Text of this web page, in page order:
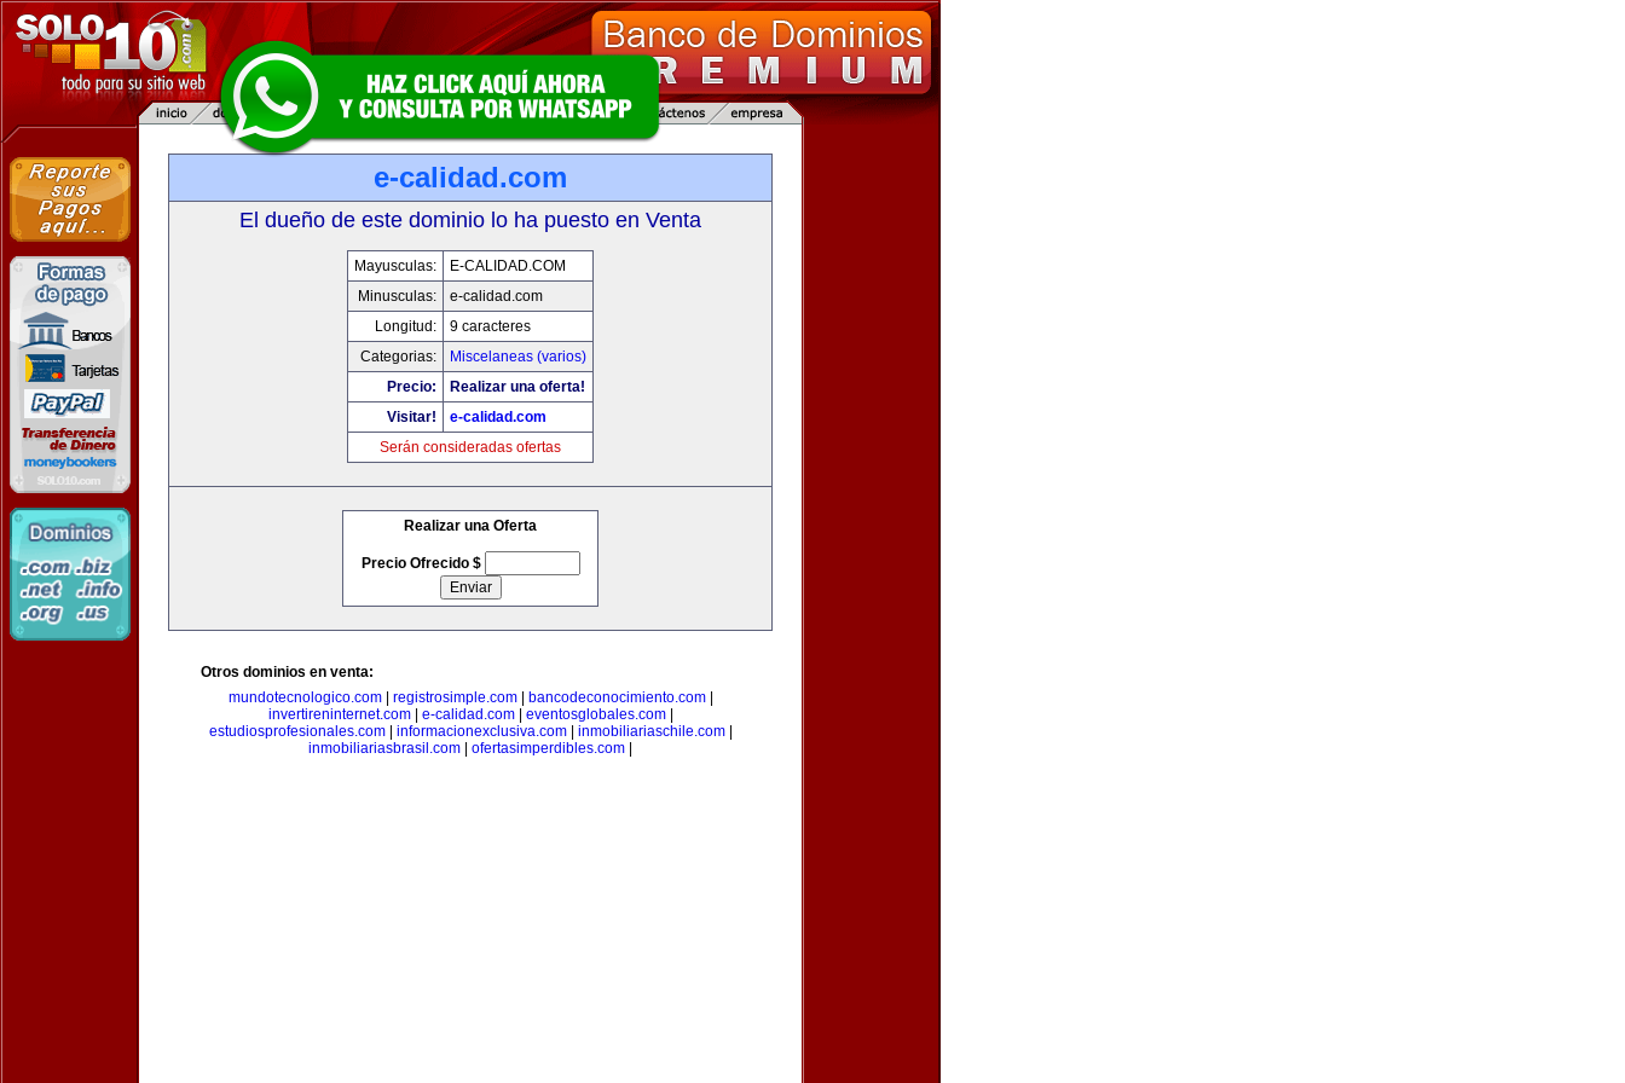
e-calidad.com
El dueño de este dominio lo ha puesto en Venta
Mayusculas:
E-CALIDAD.COM
Minusculas:
e-calidad.com
Longitud:
9 caracteres
Categorias:
Miscelaneas (varios)
Precio:
Realizar una oferta!
Visitar!
e-calidad.com
Serán consideradas ofertas
Realizar una Oferta
Precio Ofrecido $
Otros dominios en venta:
mundotecnologico.com| registrosimple.com| bancodeconocimiento.com|
invertireninternet.com| e-calidad.com| eventosglobales.com|
estudiosprofesionales.com| informacionexclusiva.com| inmobiliariaschile.com|
inmobiliariasbrasil.com
ofertasimperdibles.com